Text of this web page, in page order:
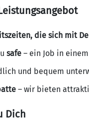
die sich mit
safe – ein Job in einem
und bequem
– wir bieten
Dich